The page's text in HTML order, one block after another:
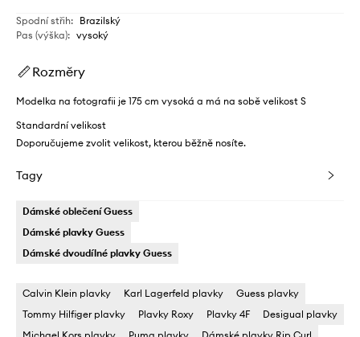
Spodní střih: Brazilský
Pas (výška): vysoký
Rozměry
Modelka na fotografii je 175 cm vysoká a má na sobě velikost S
Standardní velikost
Doporučujeme zvolit velikost, kterou běžně nosíte.
Tagy
Dámské oblečení Guess
Dámské plavky Guess
Dámské dvoudílné plavky Guess
Calvin Klein plavky Karl Lagerfeld plavky
Guess plavky
Tommy Hilfiger plavky
Plavky Roxy Plavky 4F
Desigual plavky